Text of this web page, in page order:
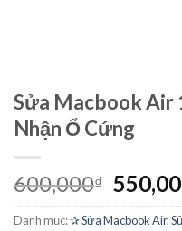
Sửa Macbook Air
Nhận Ổ Cứng
600,000₫
Danh mục:✰ Sửa Macbook Air,